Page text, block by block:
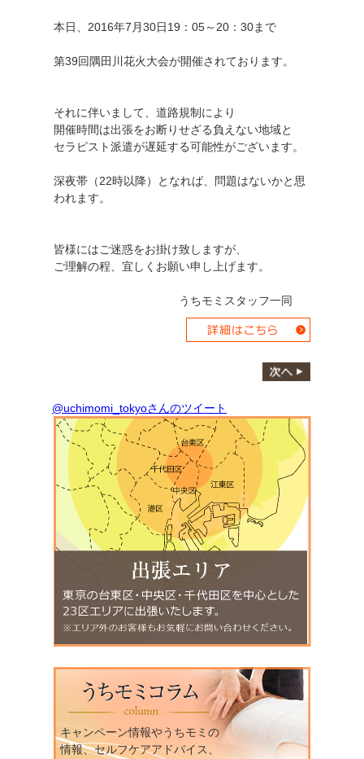
本日、2016年7月30日19：05～20：30まで
第39回隅田川花火大会が開催されております。
それに伴いまして、道路規制により
開催時間は出張をお断りせざる負えない地域と
セラピスト派遣が遅延する可能性がございます。
深夜帯（22時以降）となれば、問題はないかと思
われます。
皆様にはご迷惑をお掛け致しますが、
ご理解の程、宜しくお願い申し上げます。
うちモミスタッフ一同
@uchimomi_tokyoさんのツイート
キャンペーン情報やうちモミの
情報、セルフケアアドバイス、